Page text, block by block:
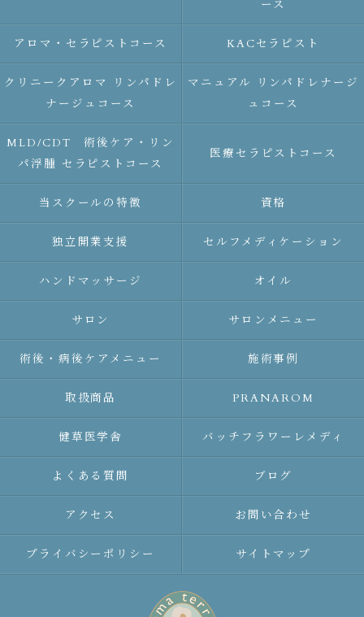
ース
アロマ・セラピストコース KACセラピスト
クリニークアロマ リンパドレ
ナージュコース
マニュアル リンパドレナージ
ュコース
MLD/CDT 術後ケア・リン
パ浮腫 セラピストコース
医療セラピストコース
当スクールの特徴 資格
独立開業支援 セルフメディケーション
ハンドマッサージ オイル
サロン サロンメニュー
術後・病後ケアメニュー 施術事例
取扱商品 PRANAROM
健草医学舎 バッチフラワーレメディ
よくある質問 ブログ
アクセス お問い合わせ
プライバシーポリシー サイトマップ